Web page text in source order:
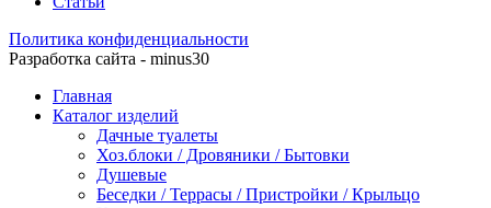
Политика конфиденциальности
Разработка сайта - minus30
Главная
Каталог изделий
Дачные туалеты
Хоз.блоки / Дровяники / Бытовки
Душевые
Беседки / Террасы / Пристройки / Крыльцо